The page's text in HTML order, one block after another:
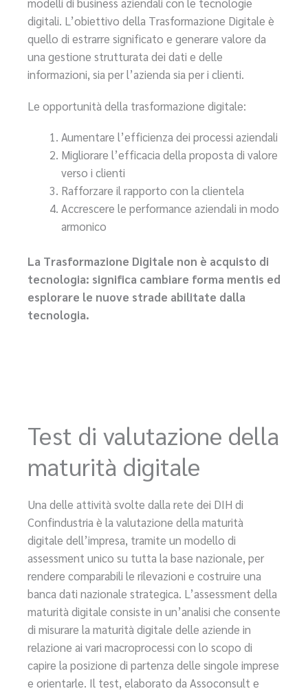
digitali. L’obiettivo della Trasformazione Digitale è
quello di estrarre significato e generare valore da
una gestione strutturata dei dati e delle
informazioni, sia per l’azienda sia per i clienti.
Le opportunità della trasformazione digitale:
Aumentare l’efficienza dei processi aziendali
Migliorare l’efficacia della proposta di valore
verso i clienti
Rafforzare il rapporto con la clientela
Accrescere le performance aziendali in modo
armonico
La Trasformazione Digitale non è acquisto di
tecnologia: significa cambiare forma mentis ed
esplorare le nuove strade abilitate dalla
tecnologia.
Test di valutazione della
maturità digitale
Una delle attività svolte dalla rete dei DIH di
Confindustria è la valutazione della maturità
digitale dell’impresa, tramite un modello di
assessment unico su tutta la base nazionale, per
rendere comparabili le rilevazioni e costruire una
banca dati nazionale strategica. L’assessment della
maturità digitale consiste in un’analisi che consente
di misurare la maturità digitale delle aziende in
relazione ai vari macroprocessi con lo scopo di
capire la posizione di partenza delle singole imprese
e orientarle. Il test, elaborato da Assoconsult e